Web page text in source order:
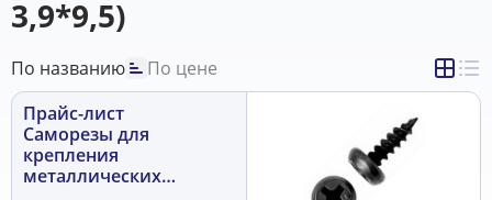
3,9*9,5)
По названию
По цене
Прайс-лист
Саморезы для
крепления
металлических